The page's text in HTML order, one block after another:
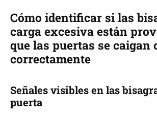
Cómo identificar si las
carga excesiva están
que las puertas se caigan
correctamente
Señales visibles en las
puerta